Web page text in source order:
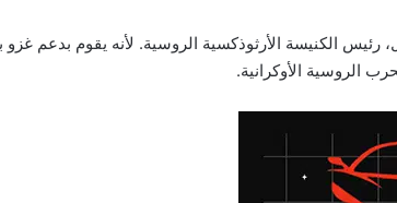
رئيس الكنيسة الأرثوذكسية الروسية. لأنه يقوم بدعم غزو
الروسية الأوكرانية.